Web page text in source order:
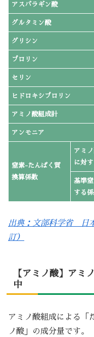
アスパラギン酸
グルタミン酸
グリシン
プロリン
セリン
ヒドロキシプロリン
アミノ酸組成計
アンモニア
窒素-たんぱく質
換算係数
アミ
に対
基準
する
出典：文部科学省 日
訂）
【アミノ酸】アミ
中
アミノ酸組成による「
ノ酸」の成分量です。